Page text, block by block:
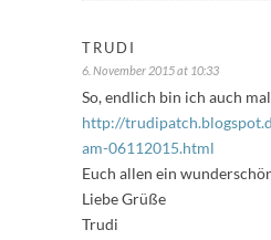
TRUDI
6. November 2015 at 10:33
So, endlich bin ich auch
http://
am-06112015.html
Euch allen ein
Liebe Grüße
Trudi